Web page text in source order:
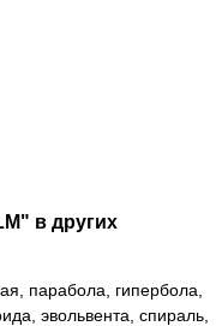
в других
парабола, гипербола,
эвольвента, спираль,